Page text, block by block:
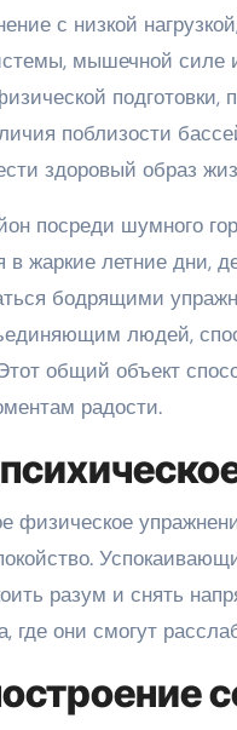
с низкой
мышечной силе
подготовки,
поблизости
здоровый образ
посреди шумного
жаркие летние дни,
бодрящими
людей,
общий объект
радости.
разум и снять
где они смогут